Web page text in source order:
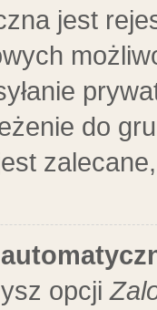
jest
do
opcji